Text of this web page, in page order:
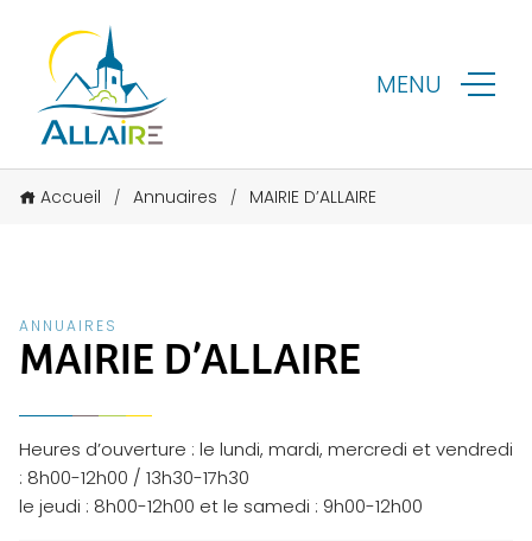
MENU
Accueil / Annuaires / MAIRIE D’ALLAIRE
ANNUAIRES
MAIRIE D’ALLAIRE
Heures d’ouverture : le lundi, mardi, mercredi et vendredi
: 8h00-12h00 / 13h30-17h30
le jeudi : 8h00-12h00 et le samedi : 9h00-12h00